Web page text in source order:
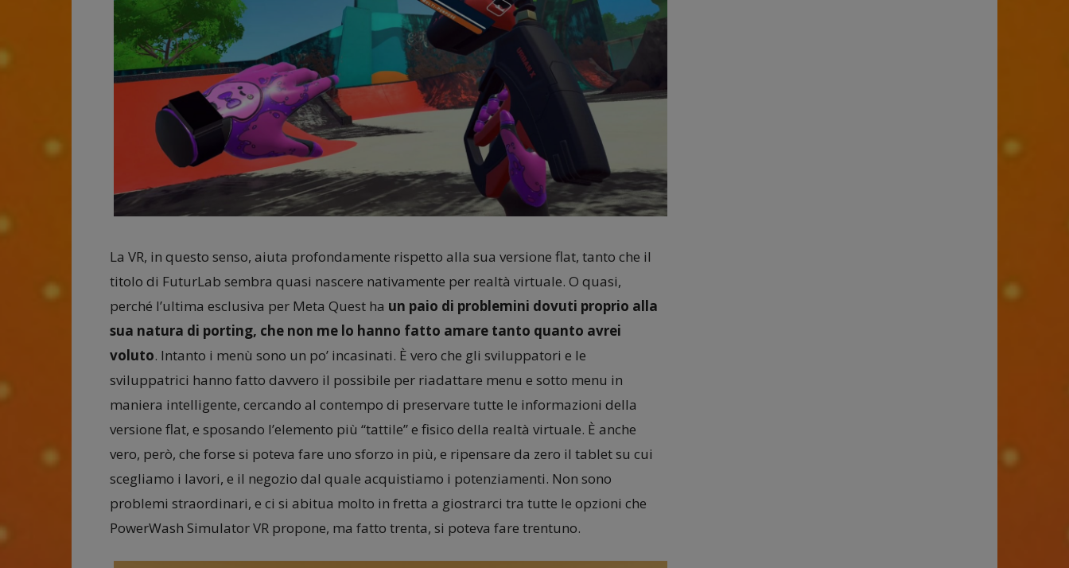
La VR, in questo senso, aiuta profondamente rispetto alla sua versione flat, tanto che il
titolo di FuturLab sembra quasi nascere nativamente per realtà virtuale. O quasi,
perché l’ultima esclusiva per Meta Quest ha un paio di problemini dovuti proprio alla
sua natura di porting, che non me lo hanno fatto amare tanto quanto avrei
voluto. Intanto i menù sono un po’ incasinati. È vero che gli sviluppatori e le
sviluppatrici hanno fatto davvero il possibile per riadattare menu e sotto menu in
maniera intelligente, cercando al contempo di preservare tutte le informazioni della
versione flat, e sposando l’elemento più “tattile” e fisico della realtà virtuale. È anche
vero, però, che forse si poteva fare uno sforzo in più, e ripensare da zero il tablet su cui
scegliamo i lavori, e il negozio dal quale acquistiamo i potenziamenti. Non sono
problemi straordinari, e ci si abitua molto in fretta a giostrarci tra tutte le opzioni che
PowerWash Simulator VR propone, ma fatto trenta, si poteva fare trentuno.